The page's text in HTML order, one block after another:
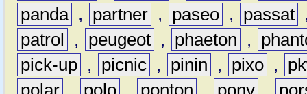
panda , partner , paseo , passat
patrol
, peugeot , phaeton ,
pick-up , picnic , pinin , pixo ,
polar , polo , ponton , pony ,